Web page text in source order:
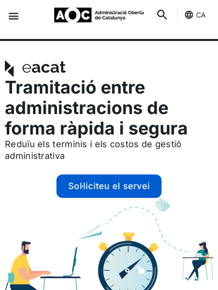
CA
Tramitació entre
administracions de
forma ràpida i segura
Reduïu els terminis i els costos de gestió
administrativa
Sol·liciteu el servei